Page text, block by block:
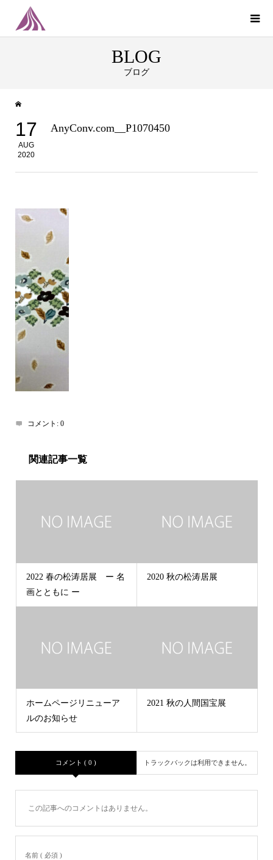
BLOG
ブログ
17
AUG
2020
AnyConv.com__P1070450
コメント: 0
関連記事一覧
2022 春の松涛居展 ー 名
画とともに ー
2020 秋の松涛居展
ホームページリニューア
ルのお知らせ
2021 秋の人間国宝展
コメント ( 0 ) トラックバックは利用できません。
この記事へのコメントはありません。
名前 ( 必須 )